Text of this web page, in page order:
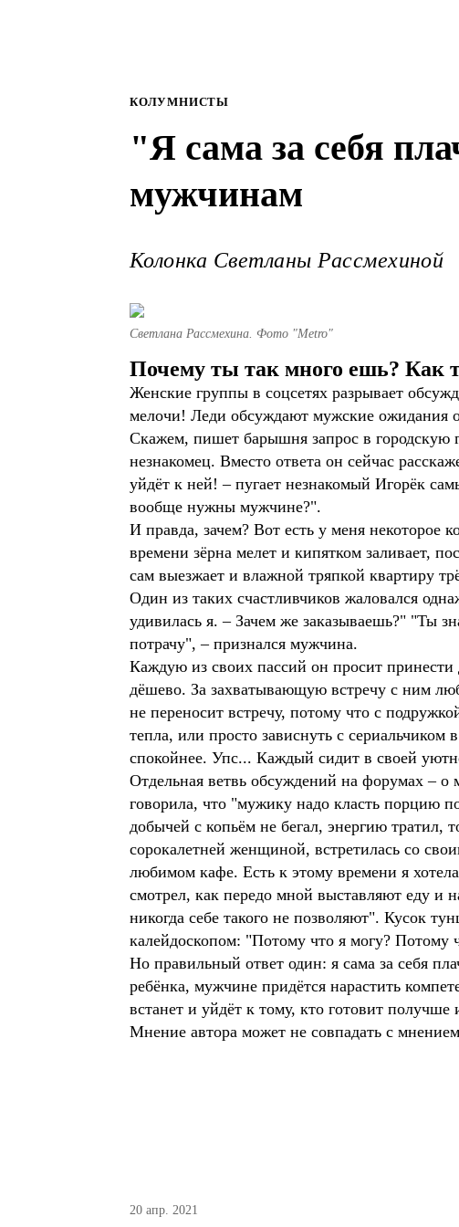
КОЛУМНИСТЫ
"Я сама за себя
мужчинам
Колонка Светланы Рассмехиной
Светлана Рассмехина. Фото "Metro"
Почему ты так много ешь? Как
Женские группы в соцсетях разрывает
мелочи! Леди обсуждают мужские ожидания
Скажем, пишет барышня запрос в городскую
незнакомец. Вместо ответа он сейчас
уйдёт к ней! – пугает незнакомый Игорёк
вообще нужны мужчине?".
И правда, зачем? Вот есть у меня
времени зёрна мелет и кипятком заливает,
сам выезжает и влажной тряпкой квартиру
Один из таких счастливчиков жаловался
удивилась я. – Зачем же заказываешь?" "Ты
потрачу", – признался мужчина.
Каждую из своих пассий он просит
дёшево. За захватывающую встречу с ним
не переносит встречу, потому что с
тепла, или просто зависнуть с
спокойнее. Упс... Каждый сидит в своей
Отдельная ветвь обсуждений на форумах –
говорила, что "мужику надо класть порцию
добычей с копьём не бегал, энергию тратил,
сорокалетней женщиной, встретилась со
любимом кафе. Есть к этому времени я
смотрел, как передо мной выставляют еду
никогда себе такого не позволяют". Кусок
калейдоскопом: "Потому что я могу?
Но правильный ответ один: я сама за себя
ребёнка, мужчине придётся нарастить
встанет и уйдёт к тому, кто готовит
Мнение автора может не совпадать с
20 апр. 2021